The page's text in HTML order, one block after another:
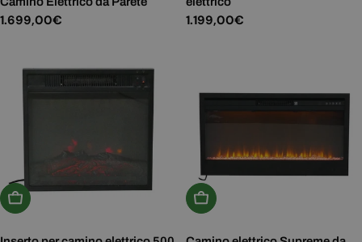
Prezzo
1.699,00€
Prezzo
1.199,00€
Aggiungi Al Carrello Aggiungi Al Carrello